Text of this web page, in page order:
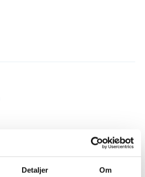
Detaljer Om
Føj til indkøbskurv